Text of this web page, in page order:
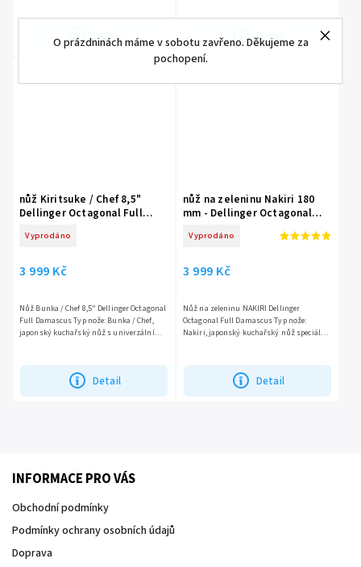
O prázdninách máme v sobotu zavřeno. Děkujeme za
pochopení.
Detail Detail
nůž Kiritsuke / Chef 8,5"
Dellinger Octagonal Full
Vyprodáno
3 999 Kč
Detail
Nůž Bunka / Chef 8,5" Dellinger Octagonal
Full Damascus Typ nože: Bunka / Chef,
japonský kuchařský nůž s univerzálním
nůž na zeleninu Nakiri 180
mm - Dellinger Octagonal
Vyprodáno
3 999 Kč
Detail
Nůž na zeleninu NAKIRI Dellinger
Octagonal Full Damascus Typ nože:
Nakiri, japonský kuchařský nůž speciálně
INFORMACE PRO VÁS
Obchodní podmínky
Podmínky ochrany osobních údajů
Doprava